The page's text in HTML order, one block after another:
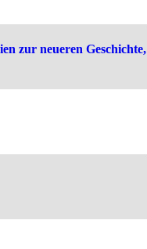
zur neueren Geschichte,